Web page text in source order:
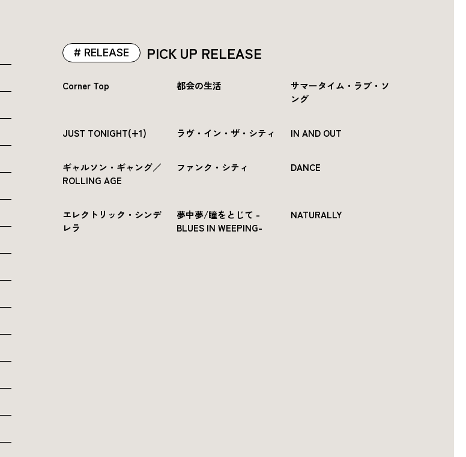
PICK UP RELEASE
RELEASE
Corner Top 都会の生活
サマータイム・ラブ・ソ
ング
JUST TONIGHT(+1) ラヴ・イン・ザ・シティ IN AND OUT
ギャルソン・ギャング／
ROLLING AGE
ファンク・シティ DANCE
エレクトリック・シンデ
レラ
夢中夢/瞳をとじて -
BLUES IN WEEPING-
NATURALLY